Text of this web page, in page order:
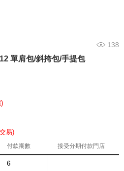
138
單肩包/斜挎包/手提包
易)
付款期數 接受分期付款門店
6